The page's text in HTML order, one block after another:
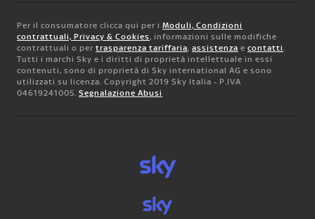
Per il consumatore clicca qui per i Moduli, Condizioni
contrattuali, Privacy & Cookies, informazioni sulle modifiche
contrattuali o per trasparenza tariffaria, assistenza e contatti.
Tutti i marchi Sky e i diritti di proprietà intellettuale in essi
contenuti, sono di proprietà di Sky international AG e sono
utilizzati su licenza. Copyright 2019 Sky Italia - P.IVA
04619241005. Segnalazione Abusi